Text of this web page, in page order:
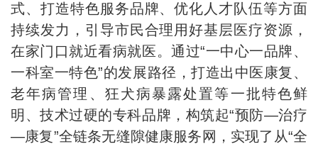
式、打造特色服务品牌、优化人才队伍等方面
持续发力，引导市民合理用好基层医疗资源，
在家门口就近看病就医。通过“一中心一品牌、
一科室一特色”的发展路径，打造出中医康复、
老年病管理、狂犬病暴露处置等一批特色鲜
明、技术过硬的专科品牌，构筑起“预防—治疗
—康复”全链条无缝隙健康服务网，实现了从“全